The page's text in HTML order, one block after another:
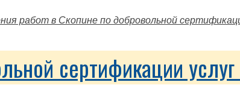
работ в Скопине по добровольной
сертификации